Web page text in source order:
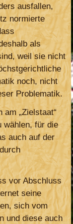
ausfallen,
normierte
als
weil sie nicht
noch, nicht
Problematik.
„Zielstaat“
wählen, für die
auch auf der
vor Abschluss
seine
sich vom
und diese auch